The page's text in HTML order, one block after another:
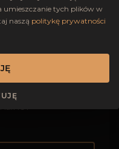
stawia na
i emocje.
zdjęcia ślubne,
się złapać
zgodzie ze sobą i
umieszczanie tych plików w
naszą politykę prywatności